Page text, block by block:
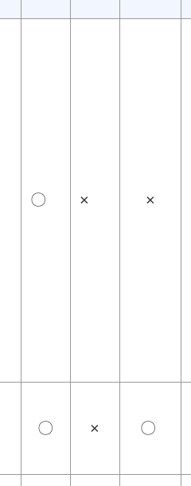
〇 × ×
〇 × 〇